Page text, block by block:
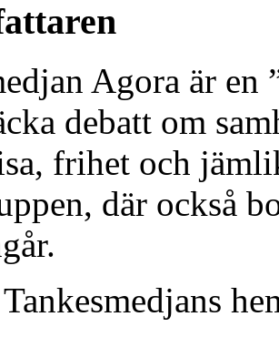
Agora är en
debatt om
frihet och
där också